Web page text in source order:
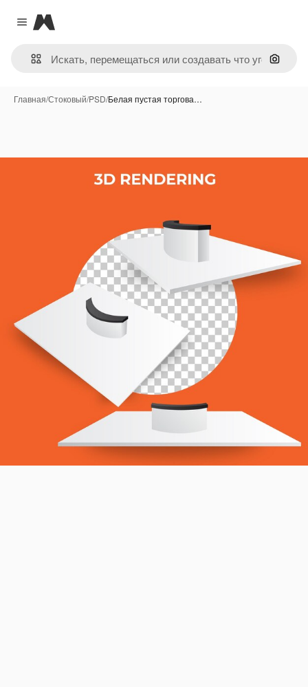
Close menu
Magnific
Поиск
Главная/Стоковый/PSD/Белая пустая торгова…